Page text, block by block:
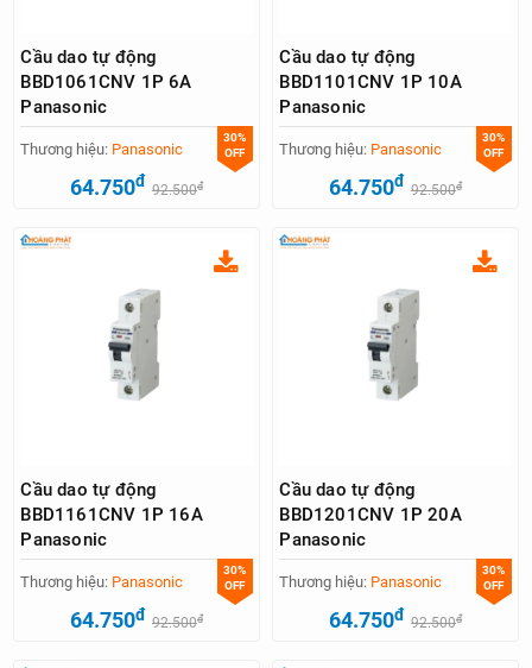
Cầu dao tự động
BBD1061CNV 1P 6A
Panasonic
30%
OFF
Thương hiệu: Panasonic
64.750đ 92.500đ
Cầu dao tự động
BBD1101CNV 1P 10A
Panasonic
30%
OFF
Thương hiệu: Panasonic
64.750đ 92.500đ
Cầu dao tự động
BBD1161CNV 1P 16A
Panasonic
30%
OFF
Thương hiệu: Panasonic
64.750đ 92.500đ
Cầu dao tự động
BBD1201CNV 1P 20A
Panasonic
30%
OFF
Thương hiệu: Panasonic
64.750đ 92.500đ